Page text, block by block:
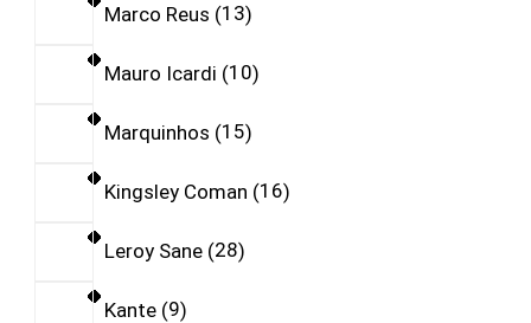
Marco Reus 13
Mauro Icardi 10
Marquinhos 15
Kingsley Coman 16
Leroy Sane 28
Kante 9